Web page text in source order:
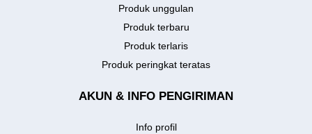
Produk unggulan
Produk terbaru
Produk terlaris
Produk peringkat teratas
AKUN & INFO PENGIRIMAN
Info profil